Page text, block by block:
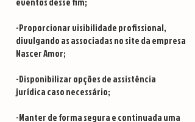
-Proporcionar visibilidade profissional,
divulgando as associadas no site da empresa
Nascer Amor;
-Disponibilizar opções de assistência
jurídica caso necessário;
-Manter de forma segura e continuada uma